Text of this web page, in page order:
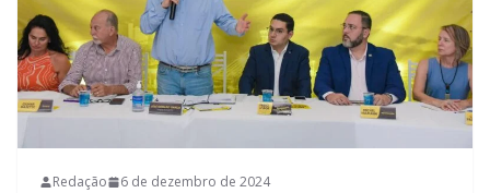
Redação 6 de dezembro de 2024